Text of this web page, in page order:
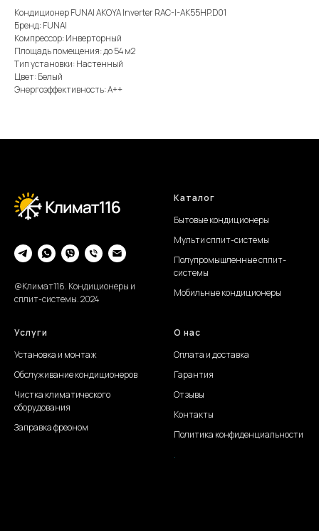
Кондиционер FUNAI AKOYA Inverter RAC-I-AK55HP.D01
Бренд: FUNAI
Компрессор: Инверторный
Площадь помещения: до 54 м2
Тип установки: Настенный
Цвет: Белый
Энергоэффективность: А++
@Климат116. Кондиционеры и
сплит-системы. 2024
Каталог
Бытовые кондиционеры
Мульти сплит-системы
Полупромышленные сплит-
системы
Мобильные кондиционеры
Услуги
Установка и монтаж
Обслуживаниекондиционеров
Чистка климатического
оборудования
Заправка фреоном
О нас
Оплата и доставка
Гарантия
Отзывы
Контакты
Политика конфиденциальности
.